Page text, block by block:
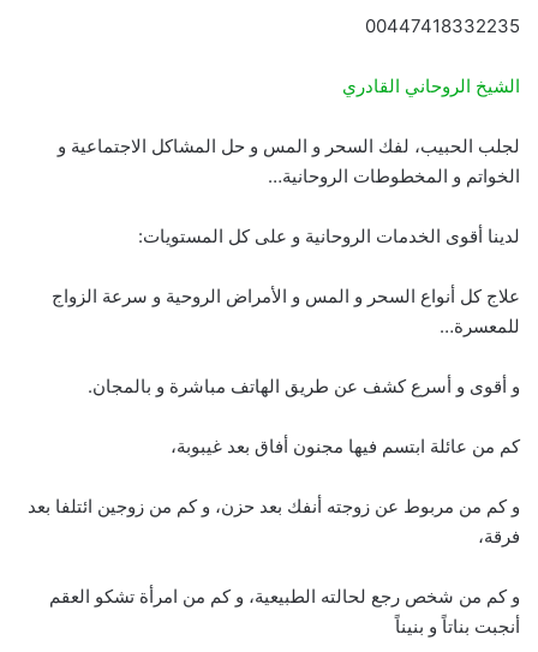
00447418332235
الشيخ الروحاني القادري
لجلب الحبيب، لفك السحر و المس و حل المشاكل الاجتماعية و
الخواتم و المخطوطات الروحانية…
لدينا أقوى الخدمات الروحانية و على كل المستويات:
علاج كل أنواع السحر و المس و الأمراض الروحية و سرعة الزواج
للمعسرة…
و أقوى و أسرع كشف عن طريق الهاتف مباشرة و بالمجان.
كم من عائلة ابتسم فيها مجنون أفاق بعد غيبوبة،
و كم من مربوط عن زوجته أنفك بعد حزن، و كم من زوجين ائتلفا بعد
فرقة،
و كم من شخص رجع لحالته الطبيعية، و كم من امرأة تشكو العقم
أنجبت بناتاً و بنيناً